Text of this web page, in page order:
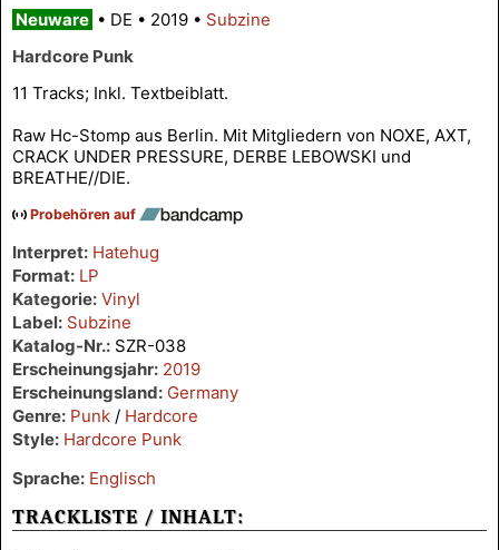
Neuware • DE • 2019 • Subzine
Hardcore Punk
11 Tracks; Inkl. Textbeiblatt.
Raw Hc-Stomp aus Berlin. Mit Mitgliedern von NOXE, AXT,
CRACK UNDER PRESSURE, DERBE LEBOWSKI und
BREATHE//DIE.
Probehören auf
Interpret: Hatehug
Format: LP
Kategorie: Vinyl
Label: Subzine
Katalog-Nr.: SZR-038
Erscheinungsjahr: 2019
Erscheinungsland: Germany
Genre: Punk / Hardcore
Style: Hardcore Punk
Sprache: Englisch
TRACKLISTE / INHALT: